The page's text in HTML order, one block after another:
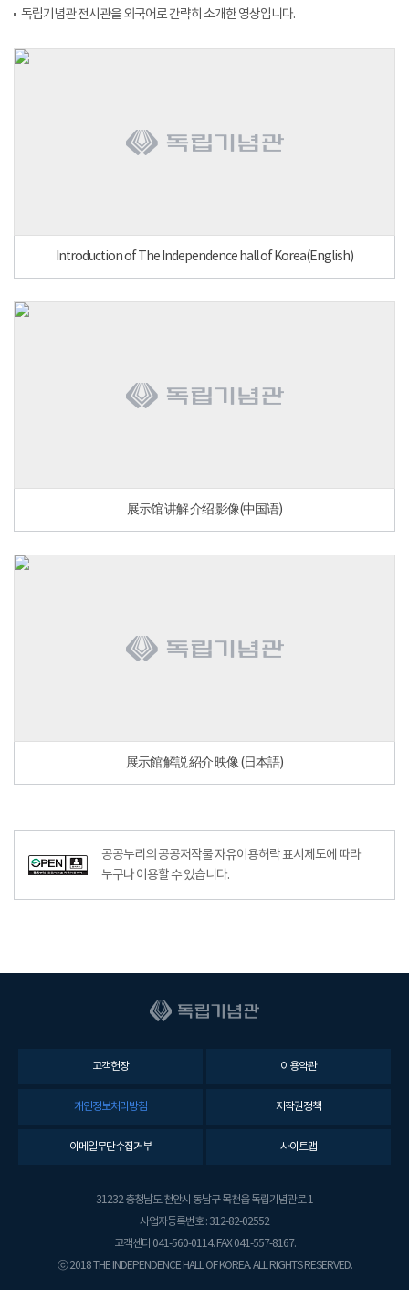
독립기념관 전시관을 외국어로 간략히 소개한 영상입니다.
Introduction of The Independence hall of Korea(English)
展示馆 讲解 介绍 影像(中国语)
展示館 解説 紹介 映像 (日本語)
공공누리공공저작물자유이용허락–출처표시이미지
공공누리의 공공저작물 자유이용허락 표시제도에 따라
누구나 이용할 수 있습니다.
고객헌장 이용약관
개인정보처리방침 저작권정책
이메일무단수집거부 사이트맵
31232 충청남도 천안시 동남구 목천읍 독립기념관로 1
사업자등록번호 : 312-82-02552
고객센터 041-560-0114. FAX 041-557-8167.
ⓒ 2018 THE INDEPENDENCE HALL OF KOREA. ALL RIGHTS RESERVED.